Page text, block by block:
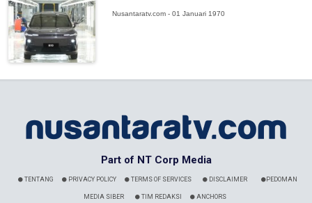
Nusantaratv.com - 01 Januari 1970
Part of NT Corp Media
TENTANG PRIVACY POLICY TERMS OF SERVICES DISCLAIMER PEDOMAN
MEDIA SIBER TIM REDAKSI ANCHORS